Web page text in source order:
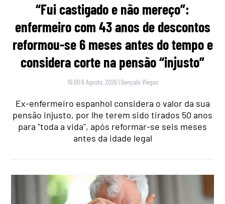
“Fui castigado e não mereço”:
enfermeiro com 43 anos de descontos
reformou-se 6 meses antes do tempo e
considera corte na pensão “injusto”
16:00 6 Agosto, 2026 | Gonçalo Viegas
Ex-enfermeiro espanhol considera o valor da sua
pensão injusto, por lhe terem sido tirados 50 anos
para "toda a vida", após reformar-se seis meses
antes da idade legal